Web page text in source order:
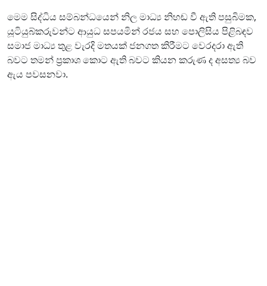
මෙම සිද්ධිය සම්බන්ධයෙන් නිල මාධ්‍ය නිහඬ වී ඇති පසුබිමක,
යූටියුබ්කරුවන්ට ආයුධ සපයමින් රජය සහ පොලිසිය පිළිබඳව
සමාජ මාධ්‍ය තුළ වැරදි මතයක් ජනගත කිරීමට වෙරදරා ඇති
බවට තමන් ප්‍රකාශ කොට ඇති බවට කියන කරුණ ද අසත්‍ය බව
ඇය පවසනවා.